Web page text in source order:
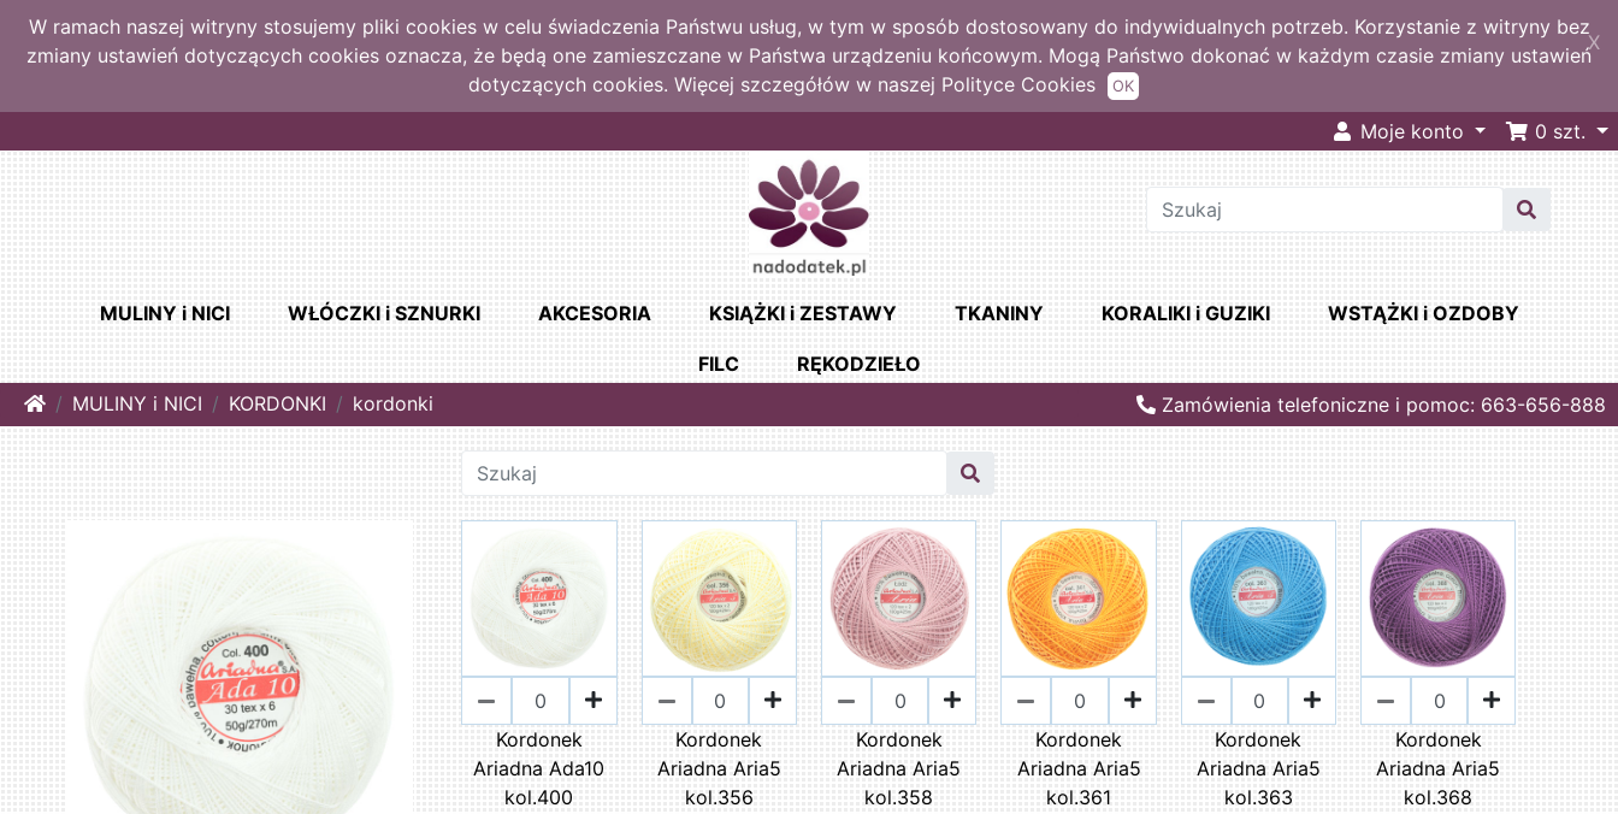
W ramach naszej witryny stosujemy pliki cookies w celu świadczenia Państwu usług, w tym w sposób dostosowany do indywidualnych potrzeb. Korzystanie z witryny bez
zmiany ustawień dotyczących cookies oznacza, że będą one zamieszczane w Państwa urządzeniu końcowym. Mogą Państwo dokonać w każdym czasie zmiany ustawień
dotyczących cookies. Więcej szczegółów w naszej Polityce Cookies
X
OK
Moje konto 0 szt.
MULINY i NICI WŁÓCZKI i SZNURKI AKCESORIA KSIĄŻKI i ZESTAWY TKANINY KORALIKI i GUZIKI WSTĄŻKI i OZDOBY
FILC
RĘKODZIEŁO
HomeMULINY i NICI KORDONKI kordonki Zamówienia telefoniczne i pomoc: 663-656-888
Kordonek
Ariadna Ada10
kol.400
Kordonek
Ariadna Aria5
kol.356
Kordonek
Ariadna Aria5
kol.358
Kordonek
Ariadna Aria5
kol.361
Kordonek
Ariadna Aria5
kol.363
Kordonek
Ariadna Aria5
kol.368